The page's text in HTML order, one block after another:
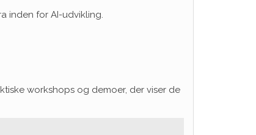
inden for AI-udvikling.
workshops og demoer, der viser de